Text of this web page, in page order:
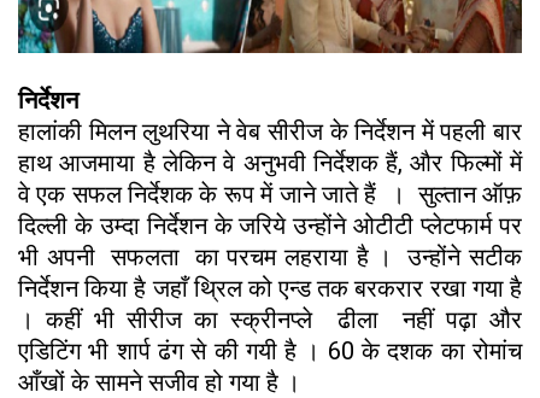
निर्देशन
हालांकी मिलन लुथरिया ने वेब सीरीज के निर्देशन में पहली बार
हाथ आजमाया है लेकिन वे अनुभवी निर्देशक हैं, और फिल्मों में
वे एक सफल निर्देशक के रूप में जाने जाते हैं । सुल्तान ऑफ़
दिल्ली के उम्दा निर्देशन के जरिये उन्होंने ओटीटी प्लेटफार्म पर
भी अपनी सफलता का परचम लहराया है । उन्होंने सटीक
निर्देशन किया है जहाँ थ्रिल को एन्ड तक बरकरार रखा गया है
। कहीं भी सीरीज का स्क्रीनप्ले ढीला नहीं पढ़ा और
एडिटिंग भी शार्प ढंग से की गयी है । 60 के दशक का रोमांच
आँखों के सामने सजीव हो गया है ।